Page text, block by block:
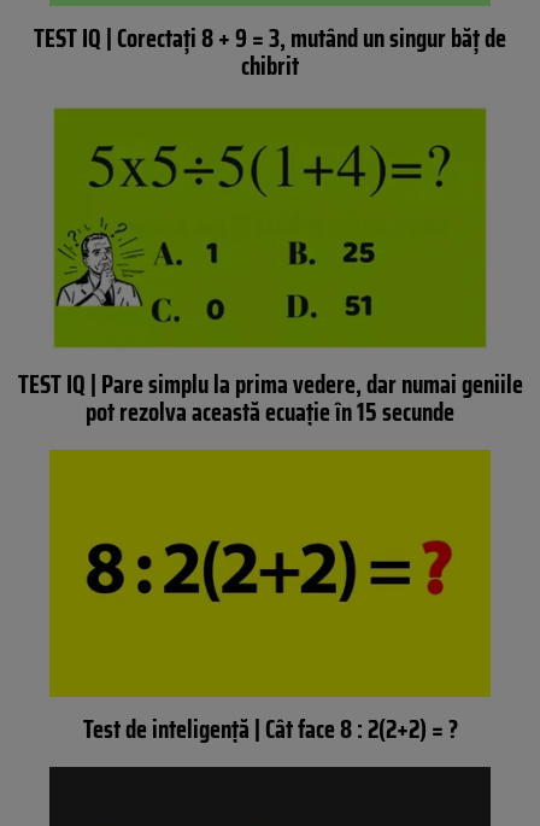
TEST IQ | Corectați 8 + 9 = 3, mutând un singur băț de
chibrit
TEST IQ | Pare simplu la prima vedere, dar numai geniile
pot rezolva această ecuație în 15 secunde
Test de inteligență | Cât face 8 : 2(2+2) = ?